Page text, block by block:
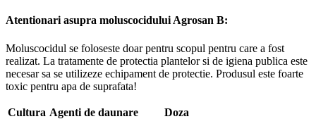
Atentionari asupra moluscocidului Agrosan B:
Moluscocidul se foloseste doar pentru scopul pentru care a fost
realizat. La tratamente de protectia plantelor si de igiena publica este
necesar sa se utilizeze echipament de protectie. Produsul este foarte
toxic pentru apa de suprafata!
Cultura Agenti de daunare
Doza